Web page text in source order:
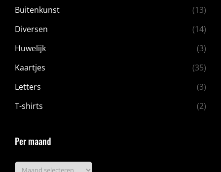
Buitenkunst
(13)
Diversen
(14)
Huwelijk
(3)
Kaartjes
(35)
Letters
(3)
T-shirts
(2)
Per maand
Per